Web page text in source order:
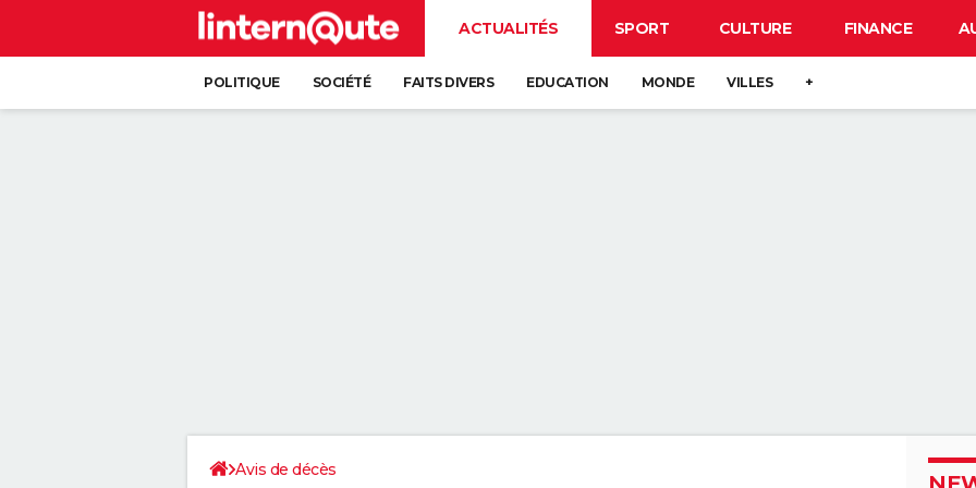
ACTUALITÉS SPORT CULTURE FINANCE
POLITIQUE SOCIÉTÉ FAITS DIVERS EDUCATION MONDE VILLES +
Avis de décès